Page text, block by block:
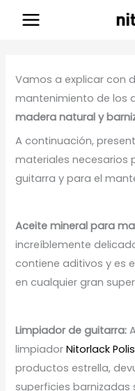
Vamos a explicar con
mantenimiento de los
madera natural y
A continuación,
materiales necesarios
guitarra y para el
Aceite mineral para
increíblemente
contiene aditivos y es
en cualquier gran
Limpiador de guitarra:
limpiadorNitorlack
productos estrella,
superficies barnizadas